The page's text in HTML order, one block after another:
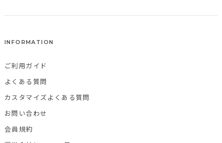
INFORMATION
ご利用ガイド
よくある質問
カスタマイズよくある質問
お問い合わせ
会員規約